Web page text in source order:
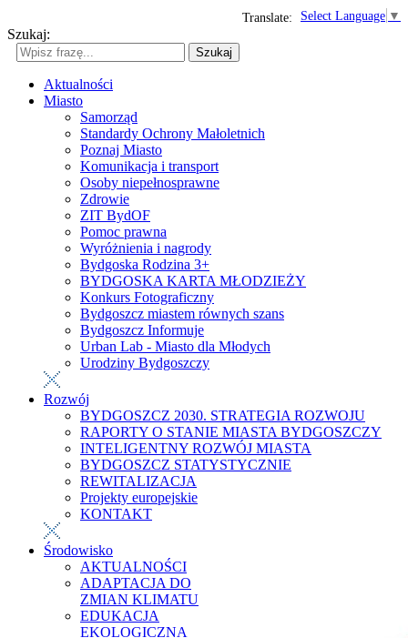
Select Language ▼
Translate:
Szukaj:
Szukaj
Aktualności
Miasto
Samorząd
Standardy Ochrony Małoletnich
Poznaj Miasto
Komunikacja i transport
Osoby niepełnosprawne
Zdrowie
ZIT BydOF
Pomoc prawna
Wyróżnienia i nagrody
Bydgoska Rodzina 3+
BYDGOSKA KARTA MŁODZIEŻY
Konkurs Fotograficzny
Bydgoszcz miastem równych szans
Bydgoszcz Informuje
Urban Lab - Miasto dla Młodych
Urodziny Bydgoszczy
Rozwój
BYDGOSZCZ 2030. STRATEGIA ROZWOJU
RAPORTY O STANIE MIASTA BYDGOSZCZY
INTELIGENTNY ROZWÓJ MIASTA
BYDGOSZCZ STATYSTYCZNIE
REWITALIZACJA
Projekty europejskie
KONTAKT
Środowisko
AKTUALNOŚCI
ADAPTACJA DO
ZMIAN KLIMATU
EDUKACJA
EKOLOGICZNA